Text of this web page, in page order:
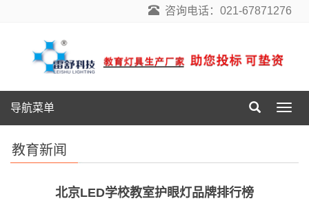
咨询电话：021-67871276
导
航
导航菜单
教育新闻
北京LED学校教室护眼灯品牌排行榜